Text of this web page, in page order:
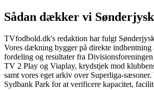
Sådan dækker vi
TVfodbold.dk's redaktion har fulgt
Vores dækning bygger på direkte
fordeling og resultater fra
TV 2 Play og Viaplay, krydstjek mod
samt vores eget arkiv over Superliga-
Sydbank Park for at verificere kapacitet,